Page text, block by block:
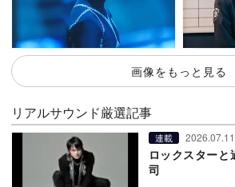
画像をもっと見る
リアルサウンド厳選記事
連載 2026.07.11
ロックスター
司